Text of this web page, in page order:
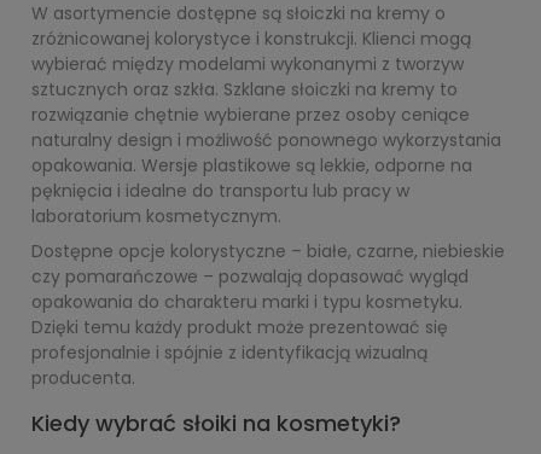
W asortymencie dostępne są słoiczki na kremy o
zróżnicowanej kolorystyce i konstrukcji. Klienci mogą
wybierać między modelami wykonanymi z tworzyw
sztucznych oraz szkła. Szklane słoiczki na kremy to
rozwiązanie chętnie wybierane przez osoby ceniące
naturalny design i możliwość ponownego wykorzystania
opakowania. Wersje plastikowe są lekkie, odporne na
pęknięcia i idealne do transportu lub pracy w
laboratorium kosmetycznym.
Dostępne opcje kolorystyczne – białe, czarne, niebieskie
czy pomarańczowe – pozwalają dopasować wygląd
opakowania do charakteru marki i typu kosmetyku.
Dzięki temu każdy produkt może prezentować się
profesjonalnie i spójnie z identyfikacją wizualną
producenta.
Kiedy wybrać słoiki na kosmetyki?